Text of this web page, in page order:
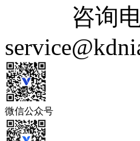
咨询
微信公众号